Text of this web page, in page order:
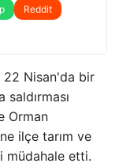
Reddit
22 Nisan'da bir
Orman
ilçe tarım ve
müdahale etti.